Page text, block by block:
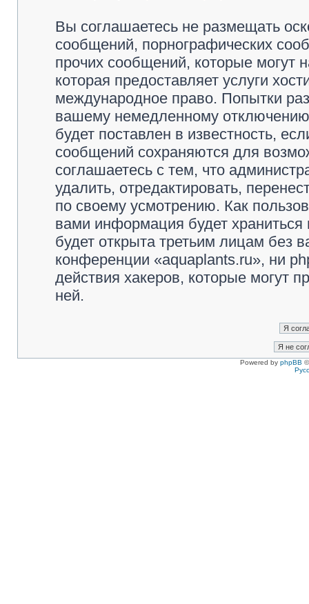
Вы соглашаетесь не размещать
сообщений, порнографических
прочих сообщений, которые могут
которая предоставляет услуги
международное право. Попытки
вашему немедленному
будет поставлен в известность,
сообщений сохраняются для
соглашаетесь с тем, что
удалить, отредактировать,
по своему усмотрению. Как
вами информация будет
будет открыта третьим лицам без
конференции «aquaplants.ru», ни
действия хакеров, которые могут
ней.
Powered by phpBB